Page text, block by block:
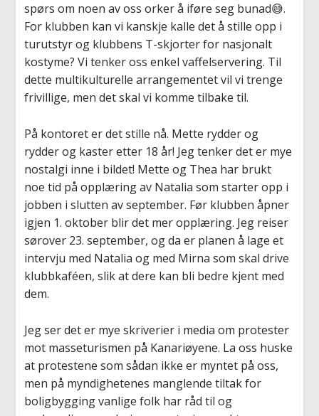
spørs om noen av oss orker å iføre seg bunad😅.
For klubben kan vi kanskje kalle det å stille opp i
turutstyr og klubbens T-skjorter for nasjonalt
kostyme? Vi tenker oss enkel vaffelservering. Til
dette multikulturelle arrangementet vil vi trenge
frivillige, men det skal vi komme tilbake til.
På kontoret er det stille nå. Mette rydder og
rydder og kaster etter 18 år! Jeg tenker det er mye
nostalgi inne i bildet! Mette og Thea har brukt
noe tid på opplæring av Natalia som starter opp i
jobben i slutten av september. Før klubben åpner
igjen 1. oktober blir det mer opplæring. Jeg reiser
sørover 23. september, og da er planen å lage et
intervju med Natalia og med Mirna som skal drive
klubbkaféen, slik at dere kan bli bedre kjent med
dem.
Jeg ser det er mye skriverier i media om protester
mot masseturismen på Kanariøyene. La oss huske
at protestene som sådan ikke er myntet på oss,
men på myndighetenes manglende tiltak for
boligbygging vanlige folk har råd til og